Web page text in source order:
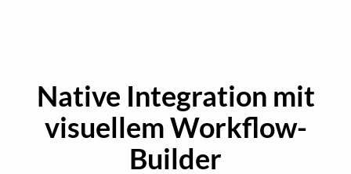
Native Integration mit
visuellem Workflow-
Builder